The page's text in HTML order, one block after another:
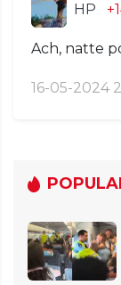
HP
Ach, natte
16-05-2024